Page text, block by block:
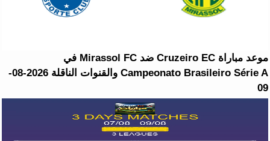
موعد مباراة Cruzeiro EC ضد Mirassol FC في
Campeonato Brasileiro Série A والقنوات الناقلة 2026-08-
09